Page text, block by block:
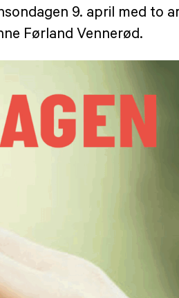
9. april med to
Førland Vennerød.